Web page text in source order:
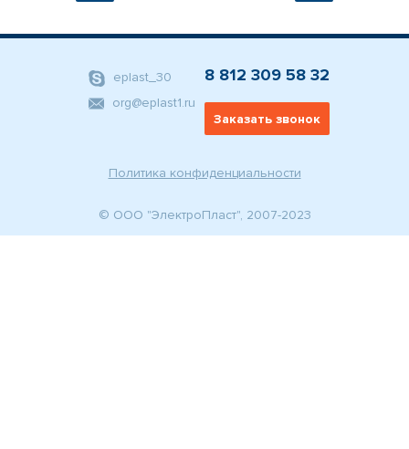
Политика конфиденциальности
eplast_30
org@eplast1.ru
8 812 309 58 32
Заказать звонок
© ООО "ЭлектроПласт", 2007-2023